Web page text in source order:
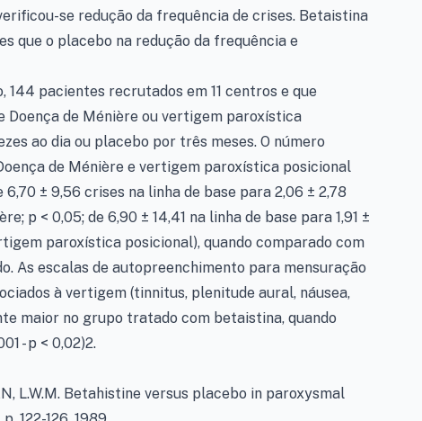
se redução da frequência de crises. Betaistina
que o placebo na redução da frequência e
pacientes recrutados em 11 centros e que
de Ménière ou vertigem paroxística
ao dia ou placebo por três meses. O número
de Ménière e vertigem paroxística posicional
± 9,56 crises na linha de base para 2,06 ± 2,78
p < 0,05; de 6,90 ± 14,41 na linha de base para 1,91 ±
paroxística posicional), quando comparado com
As escalas de autopreenchimento para mensuração
à vertigem (tinnitus, plenitude aural, náusea,
maior no grupo tratado com betaistina, quando
- p < 0,02)2.
L.W.M. Betahistine versus placebo in paroxysmal